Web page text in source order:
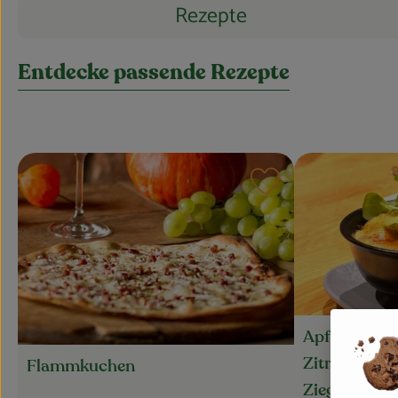
Rezepte
Entdecke passende Rezepte
Flammkuchen
Rezept zu
Apfel-